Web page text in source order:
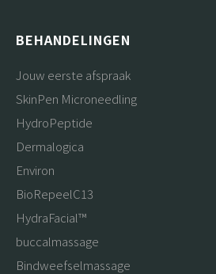
BEHANDELINGEN
Jouw eerste afspraak
SkinPen Microneedling
HydroPeptide
Dermalogica
Environ
BioRepeelC13
HydraFacial™
buccalmassage
Bindweefselmassage